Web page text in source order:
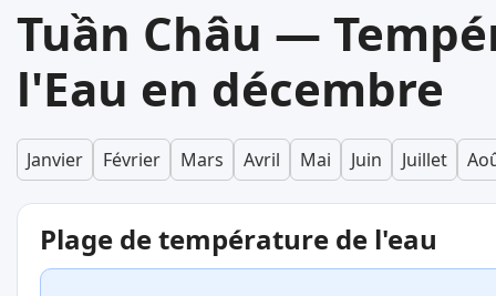
Tuần Châu —
l'Eau en décembre
Janvier Février Mars Avril Mai Juin Juillet
Plage de température de l'eau